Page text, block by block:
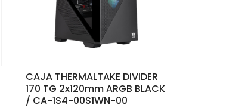
CAJA THERMALTAKE DIVIDER
170 TG 2x120mm ARGB BLACK
/ CA-1S4-00S1WN-00